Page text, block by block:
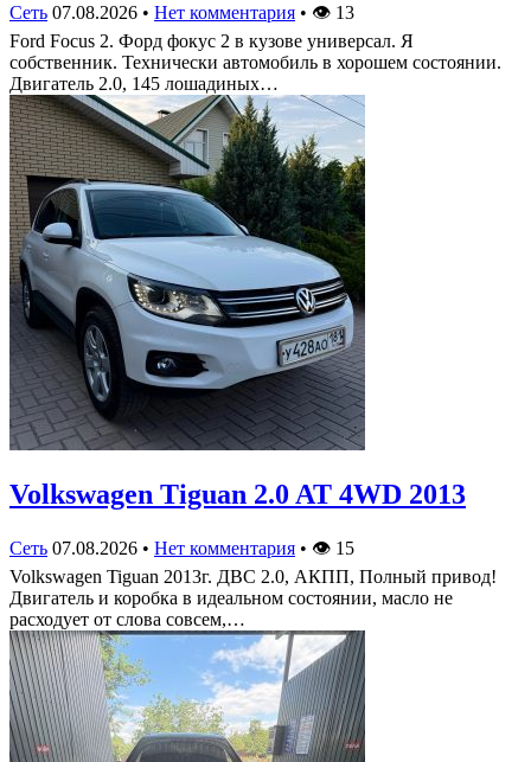
Сеть 07.08.2026 • Нет комментария • 👁 13
Ford Focus 2. Форд фокус 2 в кузове универсал. Я
собственник. Технически автомобиль в хорошем состоянии.
Двигатель 2.0, 145 лошадиных…
Volkswagen Tiguan 2.0 AT 4WD 2013
Сеть 07.08.2026 • Нет комментария • 👁 15
Volkswagen Tiguan 2013г. ДВС 2.0, АКПП, Полный привод!
Двигатель и коробка в идеальном состоянии, масло не
расходует от слова совсем,…